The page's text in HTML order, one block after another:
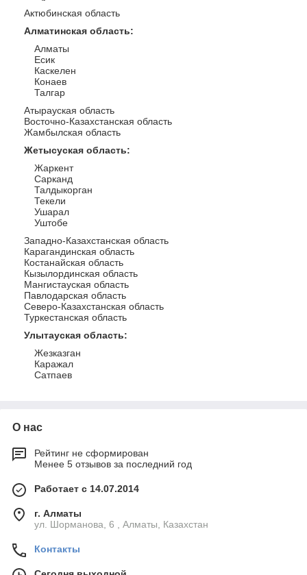
Актюбинская область
Алматинская область:
Алматы
Есик
Каскелен
Конаев
Талгар
Атырауская область
Восточно-Казахстанская область
Жамбылская область
Жетысуская область:
Жаркент
Сарканд
Талдыкорган
Текели
Ушарал
Уштобе
Западно-Казахстанская область
Карагандинская область
Костанайская область
Кызылординская область
Мангистауская область
Павлодарская область
Северо-Казахстанская область
Туркестанская область
Улытауская область:
Жезказган
Каражал
Сатпаев
О нас
Рейтинг не сформирован
Менее 5 отзывов за последний год
Работает с 14.07.2014
г. Алматы
ул. Шорманова, 6 , Алматы, Казахстан
Контакты